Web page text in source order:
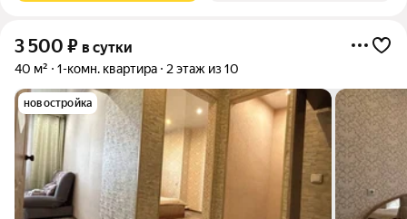
3 500 ₽ в сутки
40 м² 1-комн. квартира 2 этаж из 10
новостройка